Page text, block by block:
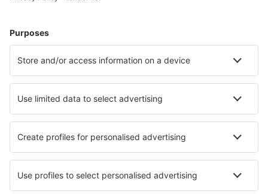
Ubytování na Filipínách - Oblíbená města
Ubytování v Davao Ubytování in Quezon City
Ubytování in Pasay Ubytování in Iba
Ubytování Siaton Ubytování San Mateo